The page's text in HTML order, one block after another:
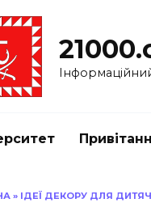
» ІДЕЇ ​​ДЕКОРУ ДЛЯ